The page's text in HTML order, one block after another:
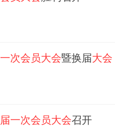
次会员大会暨换届大会
一次会员大会召开